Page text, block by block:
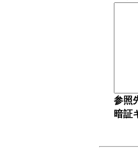
参照
暗証